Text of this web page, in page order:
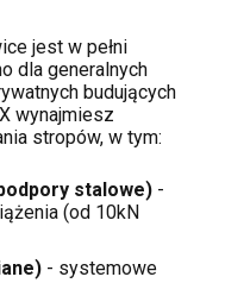
jest w pełni
dla generalnych
budujących
wynajmiesz
stropów, w tym:
stalowe) -
(od 10kN
- systemowe